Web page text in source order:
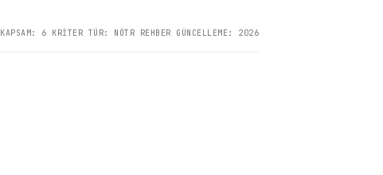
KAPSAM: 6 KRİTER TÜR: NÖTR REHBER GÜNCELLEME: 2026